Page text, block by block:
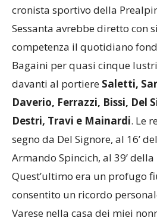
puntuale e critico resoconto
cronista sportivo della
Sessanta avrebbe diretto con
competenza il quotidiano
Bagaini per quasi cinque lustri.
davanti al portiere Saletti,
Daverio, Ferrazzi, Bissi, Del
Destri, Travi e Mainardi. Le
segno da Del Signore, al 16’
Armando Spincich, al 39’
Quest’ultimo era un profugo
consentito un ricordo